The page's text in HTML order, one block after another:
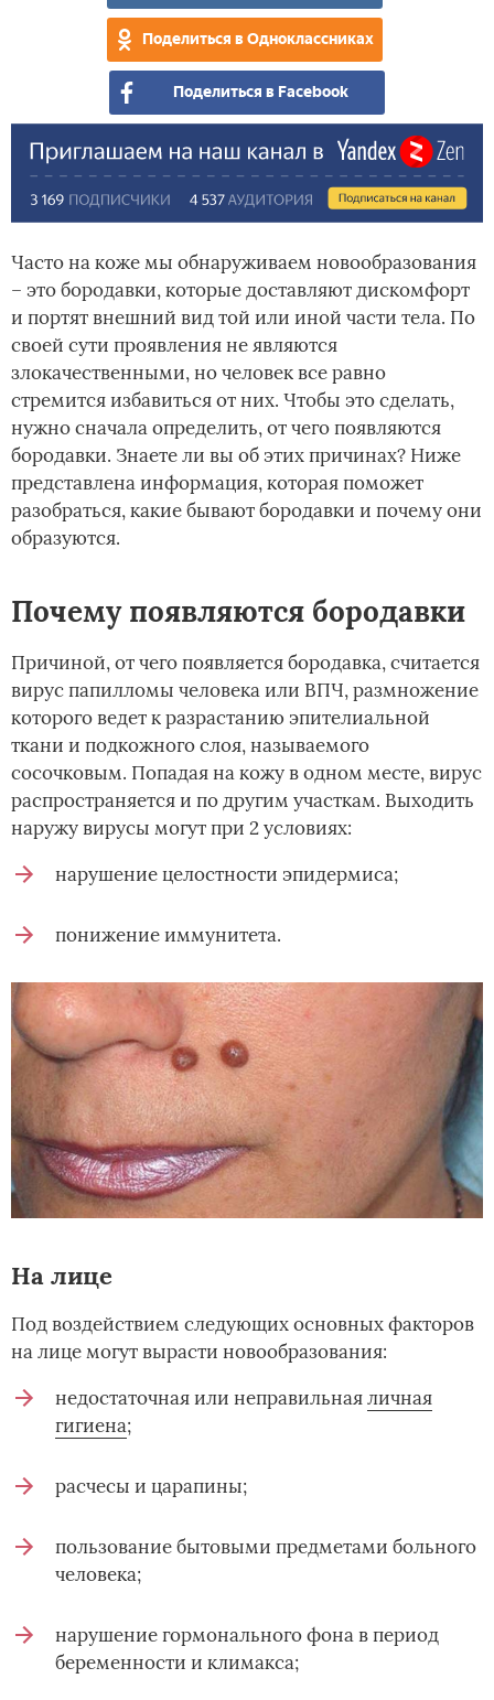
Поделиться в Одноклассниках
Поделиться в Facebook
Часто на коже мы обнаруживаем новообразования
– это бородавки, которые доставляют дискомфорт
и портят внешний вид той или иной части тела. По
своей сути проявления не являются
злокачественными, но человек все равно
стремится избавиться от них. Чтобы это сделать,
нужно сначала определить, от чего появляются
бородавки. Знаете ли вы об этих причинах? Ниже
представлена информация, которая поможет
разобраться, какие бывают бородавки и почему они
образуются.
Почему появляются бородавки
Причиной, от чего появляется бородавка, считается
вирус папилломы человека или ВПЧ, размножение
которого ведет к разрастанию эпителиальной
ткани и подкожного слоя, называемого
сосочковым. Попадая на кожу в одном месте, вирус
распространяется и по другим участкам. Выходить
наружу вирусы могут при 2 условиях:
нарушение целостности эпидермиса;
понижение иммунитета.
На лице
Под воздействием следующих основных факторов
на лице могут вырасти новообразования:
недостаточная или неправильнаяличная
гигиена;
расчесы и царапины;
пользование бытовыми предметами больного
человека;
нарушение гормонального фона в период
беременности и климакса;